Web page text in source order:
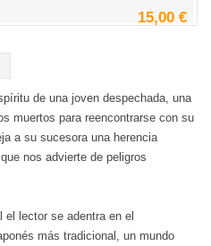
15,00 €
de una joven despechada, una
muertos para reencontrarse con su
a su sucesora una herencia
nos advierte de peligros
lector se adentra en el
más tradicional, un mundo